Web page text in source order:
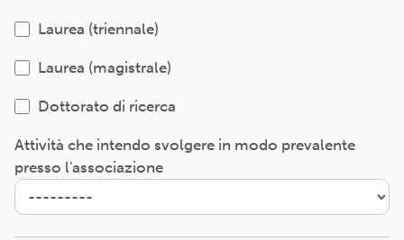
Laurea (triennale)
Laurea (magistrale)
Dottorato di ricerca
Attività che intendo svolgere in modo prevalente
presso l'associazione